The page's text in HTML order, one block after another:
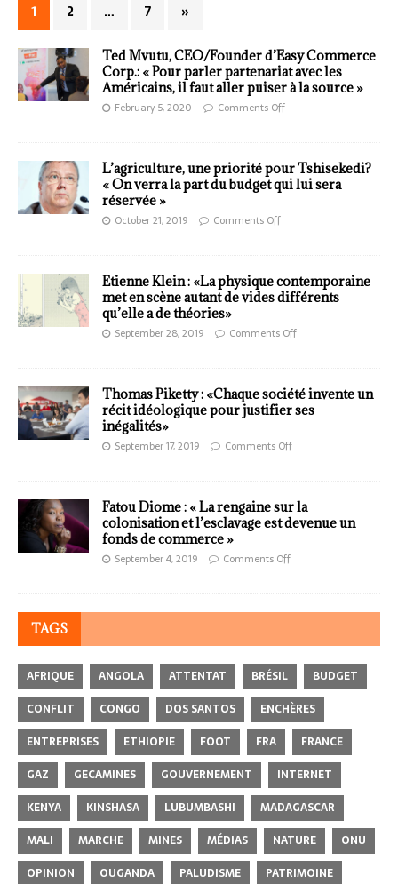
1 2 … 7 »
Ted Mvutu, CEO/Founder d’Easy Commerce
Corp.: « Pour parler partenariat avec les
Américains, il faut aller puiser à la source »
February 5, 2020 Comments Off
L’agriculture, une priorité pour Tshisekedi?
« On verra la part du budget qui lui sera
réservée »
October 21, 2019 Comments Off
Etienne Klein : «La physique contemporaine
met en scène autant de vides différents
qu’elle a de théories»
September 28, 2019 Comments Off
Thomas Piketty : «Chaque société invente un
récit idéologique pour justifier ses
inégalités»
September 17, 2019 Comments Off
Fatou Diome : « La rengaine sur la
colonisation et l’esclavage est devenue un
fonds de commerce »
September 4, 2019 Comments Off
TAGS
AFRIQUE ANGOLA ATTENTAT BRÉSIL
BUDGET
CONFLIT
CONGO DOS SANTOS
ENCHÈRES
ENTREPRISES
ETHIOPIE FOOT FRA
FRANCE
GAZ
GECAMINES GOUVERNEMENT
INTERNET
KENYA
KINSHASA LUBUMBASHI
MADAGASCAR
MALI
MARCHE MINES MÉDIAS NATURE
ONU
OPINION
OUGANDA PALUDISME PATRIMOINE